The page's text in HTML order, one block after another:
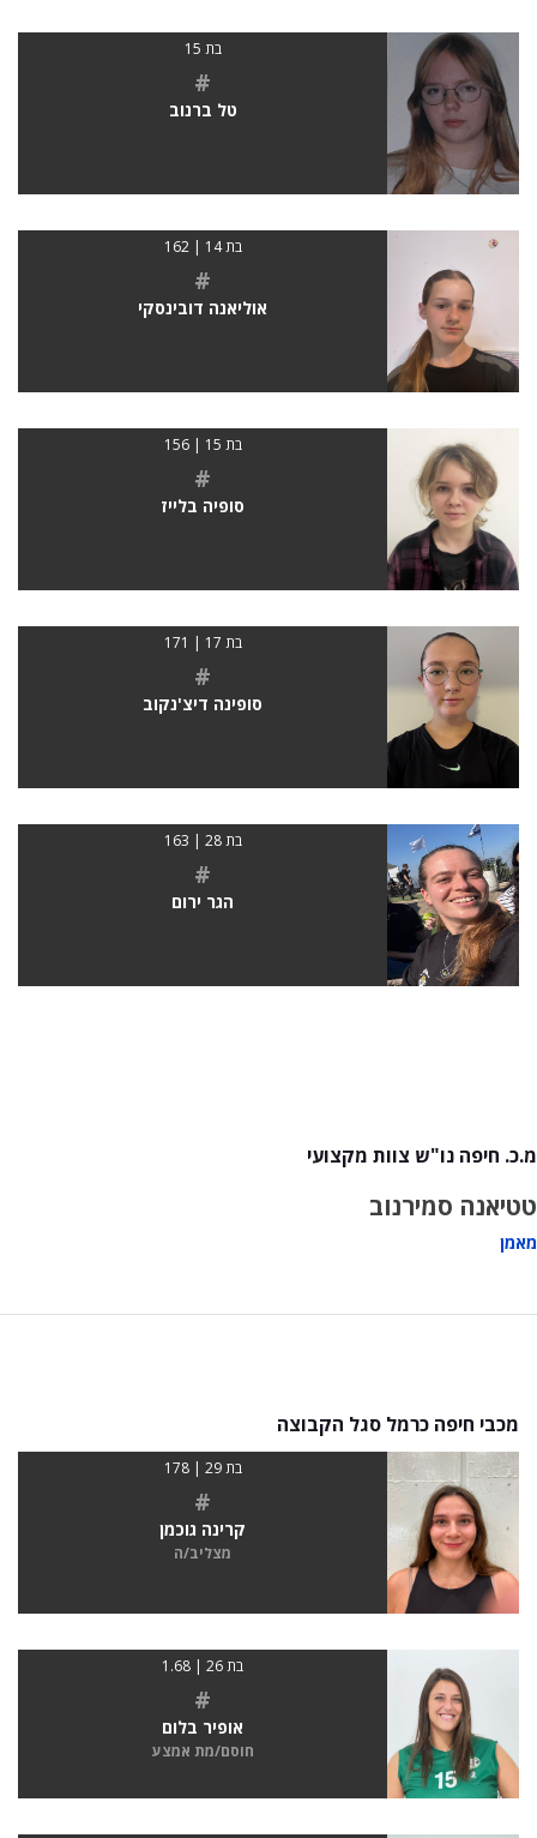
בת 15
#
טל ברנוב
בת 14 | 162
#
אוליאנה דובינסקי
בת 15 | 156
#
סופיה בלייז
בת 17 | 171
#
סופינה דיצ'נקוב
בת 28 | 163
#
הגר ירום
מ.כ. חיפה נו"ש צוות מקצועי
טטיאנה סמירנוב
מאמן
מכבי חיפה כרמל סגל הקבוצה
בת 29 | 178
#
קרינה גוכמן
מצליב/ה
בת 26 | 1.68
#
אופיר בלום
חוסם/מת אמצע